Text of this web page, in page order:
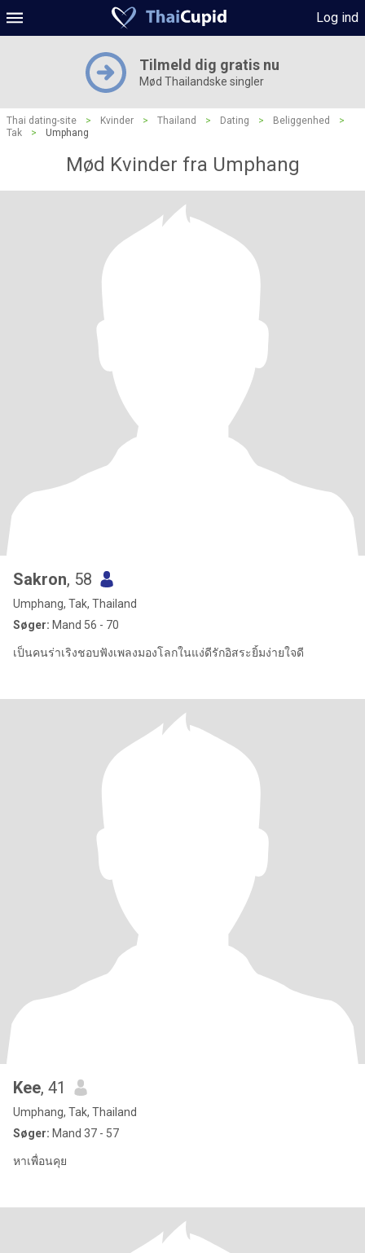
Log ind
Tilmeld dig gratis nu
Mød Thailandske singler
Thai dating-site > Kvinder > Thailand > Dating > Beliggenhed
>
Tak
> Umphang
Mød Kvinder fra Umphang
Sakron, 58
Umphang, Tak, Thailand
Søger: Mand 56 - 70
เป็นคนร่าเริงชอบฟังเพลงมองโลกในแง่ดีรักอิสระยิ้มง่ายใจดี
Kee, 41
Umphang, Tak, Thailand
Søger: Mand 37 - 57
หาเพื่อนคุย